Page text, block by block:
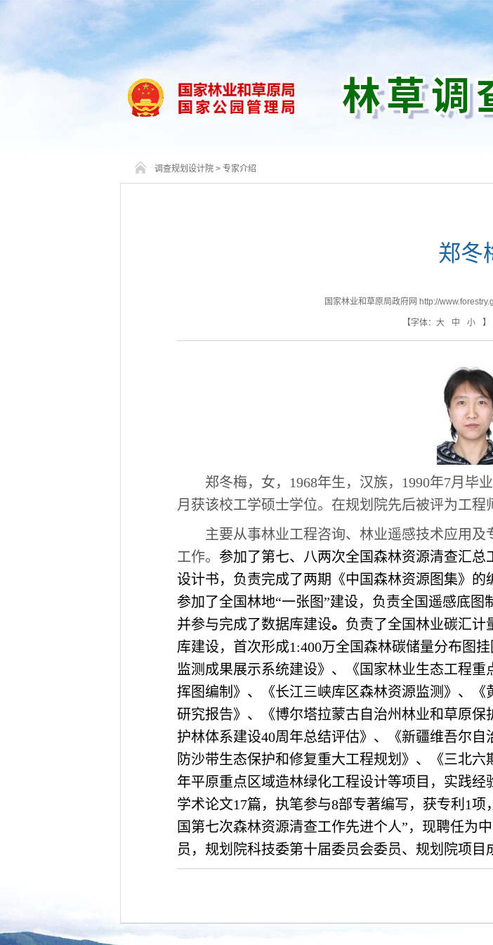
调查规划设计院 > 专家介绍
郑冬
国家林业和草原局政府网 http://
【字体： 大 中 小 】
郑冬梅，女，1968年生，汉族，1990年7月毕
月获该校工学硕士学位。在规划院先后被评为工程
主要从事林业工程咨询、林业遥感技术应用
工作。 参加了第七、八两次全国森林资源清查汇
设计书，负责完成了两期《中国森林资源图集》的
参加了全国林地“一张图”建设，负责全国遥感底图
并参与完成了数据库建设。 负责了全国林业碳汇计
库建设，首次形成1:400万全国森林碳储量分布图
监测成果展示系统建设》、《国家林业生态工程
挥图编制》、《长江三峡库区森林资源监测》、
研究报告》、《博尔塔拉蒙古自治州林业和草原
护林体系建设40周年总结评估》、《新疆维吾尔
防沙带生态保护和修复重大工程规划》、《三北
年平原重点区域造林绿化工程设计等项目，实践
学术论文17篇，执笔参与8部专著编写，获专利1
国第七次森林资源清查工作先进个人”，现聘任为
员，规划院科技委第十届委员会委员、规划院项目